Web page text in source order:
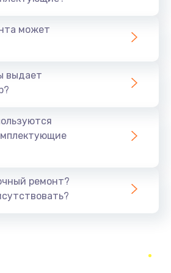
3900 руб.
Wi-Fi
Заказать
петель крышки
Заказать
может
выдает
ремонт?